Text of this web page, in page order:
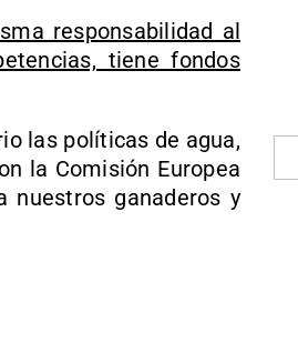
responsabilidad al
tiene fondos
las políticas de agua,
la Comisión Europea
nuestros ganaderos y